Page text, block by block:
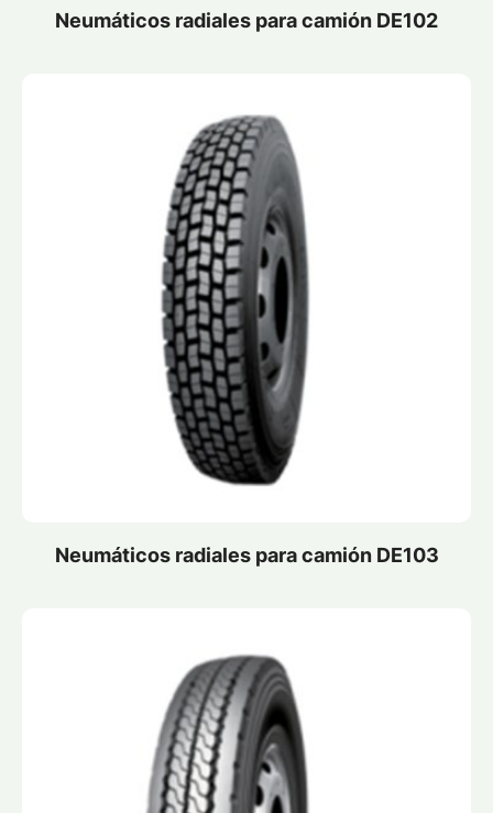
Neumáticos radiales para camión DE102
Neumáticos radiales para camión DE103